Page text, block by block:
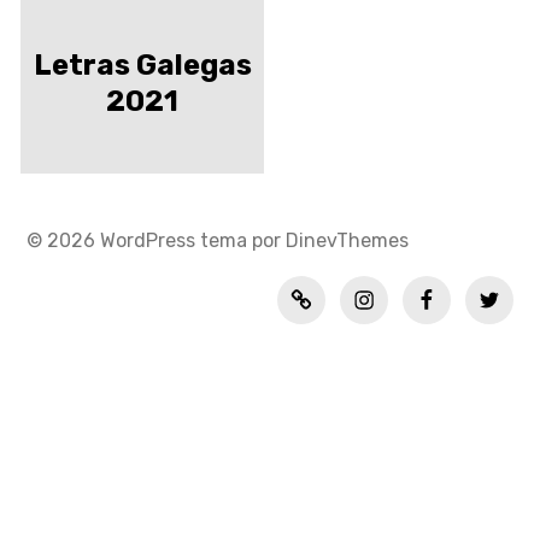
Letras Galegas
2021
© 2026 WordPress tema por DinevThemes
Política
de
INSTAGRAMFACEBOOK